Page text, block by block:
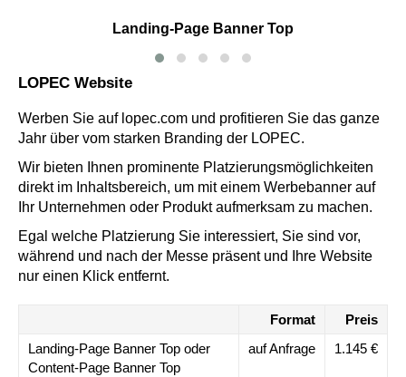
Landing-Page Banner Top
LOPEC Website
Werben Sie auf lopec.com und profitieren Sie das ganze
Jahr über vom starken Branding der LOPEC.
Wir bieten Ihnen prominente Platzierungsmöglichkeiten
direkt im Inhaltsbereich, um mit einem Werbebanner auf
Ihr Unternehmen oder Produkt aufmerksam zu machen.
Egal welche Platzierung Sie interessiert, Sie sind vor,
während und nach der Messe präsent und Ihre Website
nur einen Klick entfernt.
Format
Preis
Landing-Page Banner Top oder
Content-Page Banner Top
auf Anfrage 1.145 €